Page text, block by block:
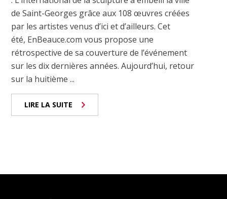
de Saint-Georges grâce aux 108 œuvres créées
par les artistes venus d’ici et d’ailleurs. Cet
été, EnBeauce.com vous propose une
rétrospective de sa couverture de l’événement
sur les dix dernières années. Aujourd’hui, retour
sur la huitième ...
LIRE LA SUITE